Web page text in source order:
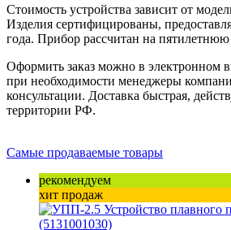
Стоимость устройства зависит от
Изделия сертифицированы,
года. Прибор рассчитан на пятилетнюю
Оформить заказ можно в электронном
при необходимости менеджеры
консультации. Доставка быстрая,
территории РФ.
Самые продаваемые товары
рекомендуем
хит продаж